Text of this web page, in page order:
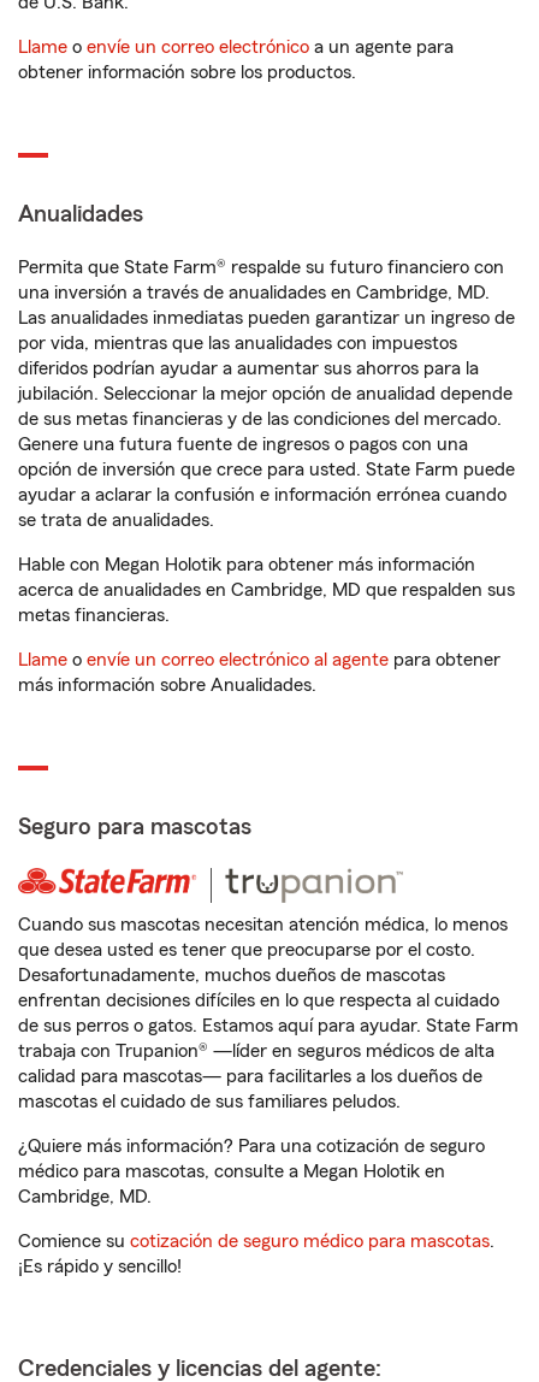
Llame o envíe un correo electrónico a un agente para
obtener información sobre los productos.
Anualidades
Permita que State Farm® respalde su futuro financiero con
una inversión a través de anualidades en Cambridge, MD.
Las anualidades inmediatas pueden garantizar un ingreso de
por vida, mientras que las anualidades con impuestos
diferidos podrían ayudar a aumentar sus ahorros para la
jubilación. Seleccionar la mejor opción de anualidad depende
de sus metas financieras y de las condiciones del mercado.
Genere una futura fuente de ingresos o pagos con una
opción de inversión que crece para usted. State Farm puede
ayudar a aclarar la confusión e información errónea cuando
se trata de anualidades.
Hable con Megan Holotik para obtener más información
acerca de anualidades en Cambridge, MD que respalden sus
metas financieras.
Llame o envíe un correo electrónico al agente para obtener
más información sobre Anualidades.
Seguro para mascotas
Cuando sus mascotas necesitan atención médica, lo menos
que desea usted es tener que preocuparse por el costo.
Desafortunadamente, muchos dueños de mascotas
enfrentan decisiones difíciles en lo que respecta al cuidado
de sus perros o gatos. Estamos aquí para ayudar. State Farm
trabaja con Trupanion® —líder en seguros médicos de alta
calidad para mascotas— para facilitarles a los dueños de
mascotas el cuidado de sus familiares peludos.
¿Quiere más información? Para una cotización de seguro
médico para mascotas, consulte a Megan Holotik en
Cambridge, MD.
Comience su cotización de seguro médico para mascotas.
¡Es rápido y sencillo!
Credenciales y licencias del agente: